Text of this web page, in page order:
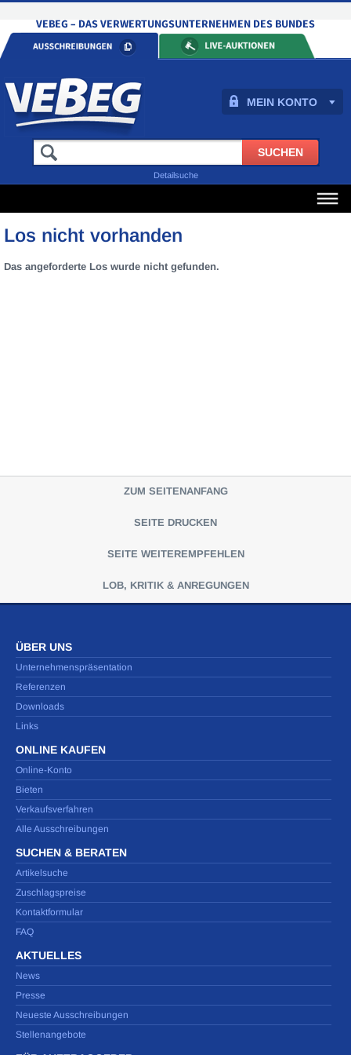
MEIN KONTO
Detailsuche
Los nicht vorhanden
Das angeforderte Los wurde nicht gefunden.
ZUM SEITENANFANG
SEITE DRUCKEN
SEITE WEITEREMPFEHLEN
LOB, KRITIK & ANREGUNGEN
ÜBER UNS
Unternehmenspräsentation
Referenzen
Downloads
Links
ONLINE KAUFEN
Online-Konto
Bieten
Verkaufsverfahren
Alle Ausschreibungen
SUCHEN & BERATEN
Artikelsuche
Zuschlagspreise
Kontaktformular
FAQ
AKTUELLES
News
Presse
Neueste Ausschreibungen
Stellenangebote